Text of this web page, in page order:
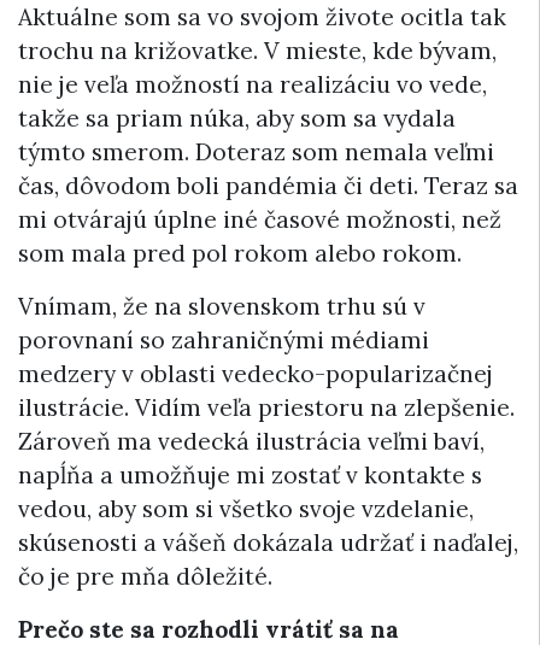
Aktuálne som sa vo svojom živote ocitla tak
trochu na križovatke. V mieste, kde bývam,
nie je veľa možností na realizáciu vo vede,
takže sa priam núka, aby som sa vydala
týmto smerom. Doteraz som nemala veľmi
čas, dôvodom boli pandémia či deti. Teraz sa
mi otvárajú úplne iné časové možnosti, než
som mala pred pol rokom alebo rokom.
Vnímam, že na slovenskom trhu sú v
porovnaní so zahraničnými médiami
medzery v oblasti vedecko-popularizačnej
ilustrácie. Vidím veľa priestoru na zlepšenie.
Zároveň ma vedecká ilustrácia veľmi baví,
napĺňa a umožňuje mi zostať v kontakte s
vedou, aby som si všetko svoje vzdelanie,
skúsenosti a vášeň dokázala udržať i naďalej,
čo je pre mňa dôležité.
Prečo ste sa rozhodli vrátiť sa na